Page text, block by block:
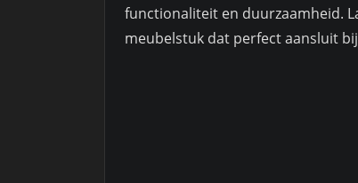
functionaliteit en duurzaamheid.
meubelstuk dat perfect aansluit